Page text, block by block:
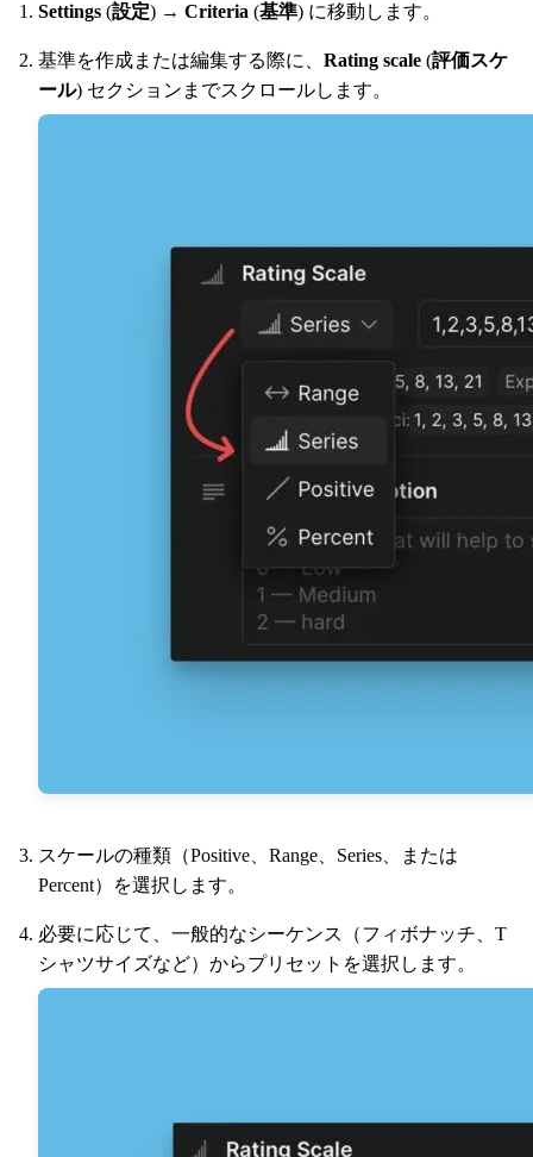
Settings (設定) → Criteria (基準) に移動します。
基準を作成または編集する際に、 Rating scale (評価スケ
ール) セクションまでスクロールします。
スケールの種類（Positive、Range、Series、または
Percent）を選択します。
必要に応じて、一般的なシーケンス（フィボナッチ、T
シャツサイズなど）からプリセットを選択します。